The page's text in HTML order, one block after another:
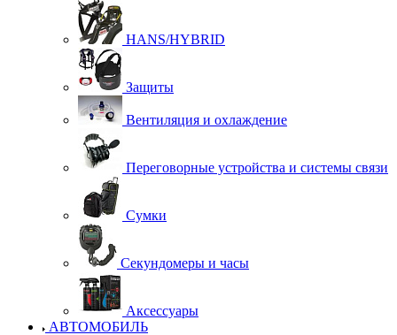
HANS/HYBRID
Защиты
Вентиляция и охлаждение
Переговорные устройства и системы связи
Сумки
Секундомеры и часы
Аксессуары
АВТОМОБИЛЬ